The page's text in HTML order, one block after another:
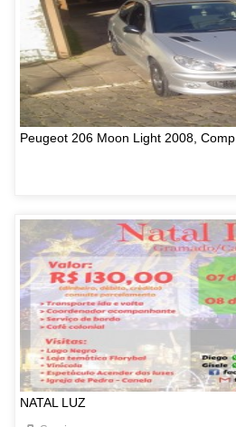
Peugeot 206 Moon Light 2008, Comp
NATAL LUZ